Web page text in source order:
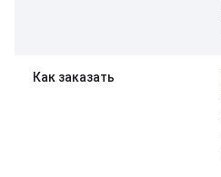
Как заказать